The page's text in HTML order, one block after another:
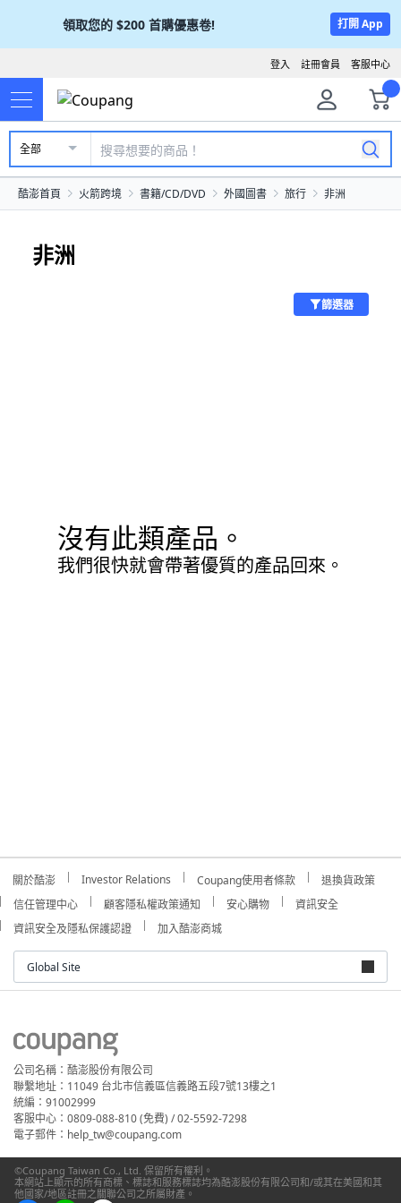
領取您的 $200 首購優惠卷! 打開 App
客服中心
註冊會員
登入
全部
酷澎首頁 火箭跨境 書籍/CD/DVD 外國圖書 旅行 非洲
非洲
篩選器
沒有此類產品。
我們很快就會帶著優質的產品回來。
關於酷澎 Investor Relations Coupang使用者條款
退換貨政策
信任管理中心
顧客隱私權政策通知 安心購物
資訊安全
資訊安全及隱私保護認證
加入酷澎商城
Global Site
公司名稱：酷澎股份有限公司
聯繫地址：11049 台北市信義區信義路五段7號13樓之1
統編：91002999
客服中心：0809-088-810 (免費) / 02-5592-7298
電子郵件：help_tw@coupang.com
©Coupang Taiwan Co., Ltd. 保留所有權利。
本網站上顯示的所有商標、標誌和服務標誌均為酷澎股份有限公司和/或其在美國和其
他國家/地區註冊之關聯公司之所屬財產。